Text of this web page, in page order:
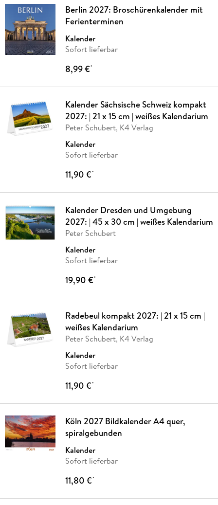
Berlin 2027: Broschürenkalender mit
Ferienterminen
Kalender
Sofort lieferbar
8,99 €*
Kalender Sächsische Schweiz kompakt
2027: | 21 x 15 cm | weißes Kalendarium
Peter Schubert, K4 Verlag
Kalender
Sofort lieferbar
11,90 €*
Kalender Dresden und Umgebung
2027: | 45 x 30 cm | weißes Kalendarium
Peter Schubert
Kalender
Sofort lieferbar
19,90 €*
Radebeul kompakt 2027: | 21 x 15 cm |
weißes Kalendarium
Peter Schubert, K4 Verlag
Kalender
Sofort lieferbar
11,90 €*
Köln 2027 Bildkalender A4 quer,
spiralgebunden
Kalender
Sofort lieferbar
11,80 €*